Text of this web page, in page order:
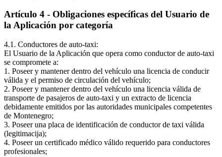
Artículo 4 - Obligaciones específicas del Usuario de
la Aplicación por categoría
4.1. Conductores de auto-taxi:
El Usuario de la Aplicación que opera como conductor de auto-taxi
se compromete a:
1. Poseer y mantener dentro del vehículo una licencia de conducir
válida y el permiso de circulación del vehículo;
2. Poseer y mantener dentro del vehículo una licencia válida de
transporte de pasajeros de auto-taxi y un extracto de licencia
debidamente emitidos por las autoridades municipales competentes
de Montenegro;
3. Poseer una placa de identificación de conductor de taxi válida
(legitimacija);
4. Poseer un certificado médico válido requerido para conductores
profesionales;